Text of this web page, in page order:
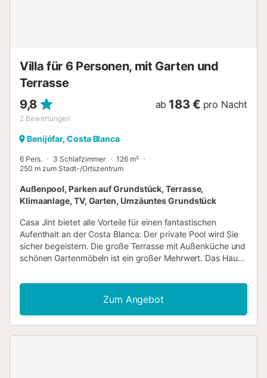
Villa für 6 Personen, mit Garten und
Terrasse
9,8
2 Bewertungen
ab 183 € pro Nacht
Benijófar, Costa Blanca
6 Pers. 3 Schlafzimmer
126 m²
250 m zum Stadt-/Ortszentrum
Außenpool, Parken auf Grundstück, Terrasse,
Klimaanlage, TV, Garten, Umzäuntes Grundstück
Casa Jint bietet alle Vorteile für einen fantastischen
Aufenthalt an der Costa Blanca: Der private Pool wird Sie
sicher begeistern. Die große Terrasse mit Außenküche und
schönen Gartenmöbeln ist ein großer Mehrwert. Das Haus
mit Geschirrspüler, Backofen, Mikrowelle, Kochplatten,
Kühlschrank, Gefrierschrank und Waschmaschine. Das
Wohnzimmer ist mit modernen Möbeln eingerichtet,
Möglichkeit, einen Laptop an den Fernseher
Zum Angebot